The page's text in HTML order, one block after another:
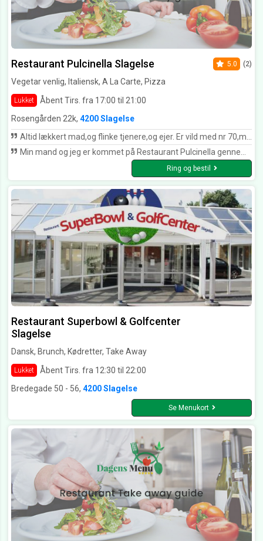
Restaurant Pulcinella Slagelse
Vegetar venlig, Italiensk, A La Carte, Pizza
Lukket Åbent Tirs. fra 17:00 til 21:00
5.0 (2)
Rosengården 22k, 4200 Slagelse
Altid lækkert mad,og flinke tjenere,og ejer. Er vild med nr 70,men prøver da nogen gange noget andet. Elsker at side ved springvandet om sommeren.
Min mand og jeg er kommet på Restaurant Pulcinella gennem flere år og har stort set været tilfredse hver gang.... Vi nyder den velsmagende mad i de hyggelige omgivelser og kan varm anbefale Restaurant Pulcinella
Ring og bestil
Restaurant Superbowl & Golfcenter
Slagelse
Dansk, Brunch, Kødretter, Take Away
Lukket
Åbent Tirs. fra 12:30 til 22:00
Bredegade 50 - 56, 4200 Slagelse
Se Menukort